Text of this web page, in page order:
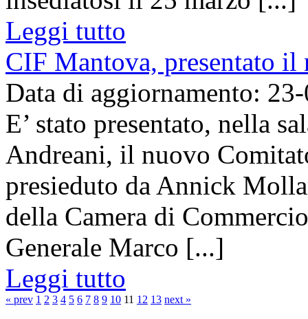
Leggi tutto
CIF Mantova, presentato
Data di aggiornamento:
E’ stato presentato, nella
Andreani, il nuovo
presieduto da Annick
della Camera di
Generale Marco [...]
Leggi tutto
« prev 1 2 3 4 5 6 7 8 9 10 11 12 13 next »